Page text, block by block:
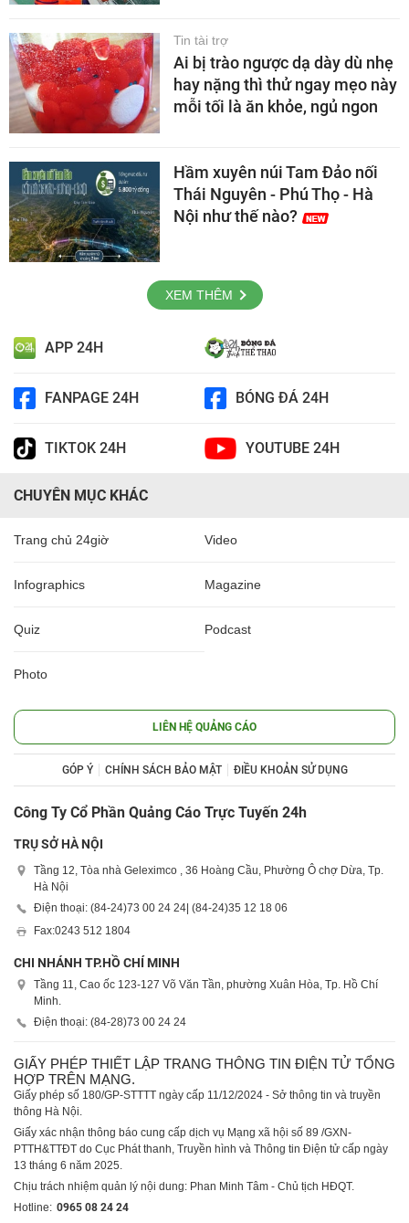
Tin tài trợ
Ai bị trào ngược dạ dày dù nhẹ
hay nặng thì thử ngay mẹo này
mỗi tối là ăn khỏe, ngủ ngon
Hầm xuyên núi Tam Đảo nối
Thái Nguyên - Phú Thọ - Hà
Nội như thế nào?
XEM THÊM
APP 24H
FANPAGE 24H BÓNG ĐÁ 24H
TIKTOK 24H YOUTUBE 24H
CHUYÊN MỤC KHÁC
Trang chủ 24giờ Video
Infographics Magazine
Quiz Podcast
Photo
LIÊN HỆ QUẢNG CÁO
GÓP Ý CHÍNH SÁCH BẢO MẬT ĐIỀU KHOẢN SỬ DỤNG
Công Ty Cổ Phần Quảng Cáo Trực Tuyến 24h
TRỤ SỞ HÀ NỘI
Tầng 12, Tòa nhà Geleximco , 36 Hoàng Cầu, Phường Ô chợ Dừa, Tp.
Hà Nội
Điện thoại: (84-24)73 00 24 24| (84-24)35 12 18 06
Fax:0243 512 1804
CHI NHÁNH TP.HỒ CHÍ MINH
Tầng 11, Cao ốc 123-127 Võ Văn Tần, phường Xuân Hòa, Tp. Hồ Chí
Minh.
Điện thoại: (84-28)73 00 24 24
GIẤY PHÉP THIẾT LẬP TRANG THÔNG TIN ĐIỆN TỬ TỔNG
HỢP TRÊN MẠNG.
Giấy phép số 180/GP-STTTT ngày cấp 11/12/2024 - Sở thông tin và truyền
thông Hà Nội.
Giấy xác nhận thông báo cung cấp dịch vụ Mạng xã hội số 89 /GXN-
PTTH&TTĐT do Cục Phát thanh, Truyền hình và Thông tin Điện tử cấp ngày
13 tháng 6 năm 2025.
Chịu trách nhiệm quản lý nội dung: Phan Minh Tâm - Chủ tịch HĐQT.
Hotline: 0965 08 24 24